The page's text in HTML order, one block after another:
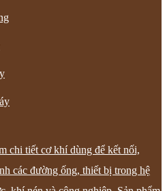
chi tiết cơ khí dùng để kết nối,
các đường ống, thiết bị trong hệ